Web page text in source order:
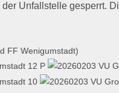
Unfallstelle gesperrt.
FF Wenigumstadt)